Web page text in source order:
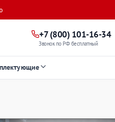
+7 (800) 101-16-34
Звонок по РФ бесплатный